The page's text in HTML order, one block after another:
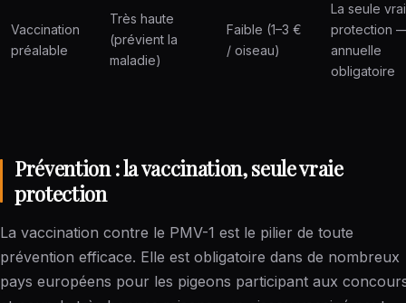
Vaccination
préalable
Très haute
(prévient la
maladie)
Faible (1–3 €
/ oiseau)
La seule
protection
annuelle
obligatoire
Prévention : la vaccination, seule vraie
protection
La vaccination contre le PMV-1 est le pilier de toute
prévention efficace. Elle est obligatoire dans de nombreux
pays européens pour les pigeons participant aux